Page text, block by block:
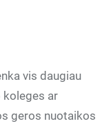
vis daugiau
koleges ar
geros nuotaikos